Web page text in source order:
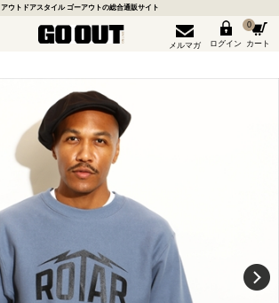
アウトドアスタイル ゴーアウトの総合通販サイト
メルマガ ログイン
0
カート